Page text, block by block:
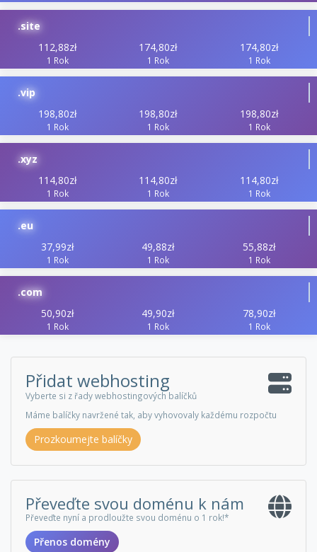
.site
112,88zł
1 Rok
174,80zł
1 Rok
174,80zł
1 Rok
.vip
198,80zł
1 Rok
198,80zł
1 Rok
198,80zł
1 Rok
.xyz
114,80zł
1 Rok
114,80zł
1 Rok
114,80zł
1 Rok
.eu
37,99zł
1 Rok
49,88zł
1 Rok
55,88zł
1 Rok
.com
50,90zł
1 Rok
49,90zł
1 Rok
78,90zł
1 Rok
Přidat webhosting
Vyberte si z řady webhostingových balíčků
Máme balíčky navržené tak, aby vyhovovaly každému rozpočtu
Prozkoumejte balíčky
Převeďte svou doménu k nám
Převeďte nyní a prodloužte svou doménu o 1 rok!*
Přenos domény